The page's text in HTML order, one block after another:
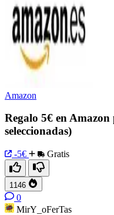
Amazon
Regalo 5€ en
seleccionadas)
-5€ Gratis
1146
0
MirY_oFerTas